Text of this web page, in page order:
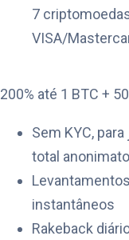
7
VISA/
200% até 1 BTC +
Sem KYC,
total
instantâneos
Rakeback